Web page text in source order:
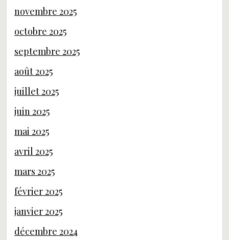
novembre 2025
octobre 2025
septembre 2025
août 2025
juillet 2025
juin 2025
mai 2025
avril 2025
mars 2025
février 2025
janvier 2025
décembre 2024